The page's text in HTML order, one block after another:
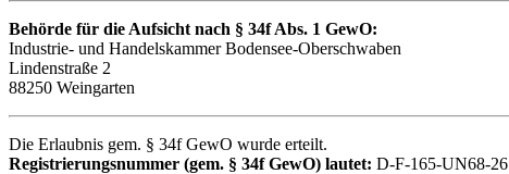
Behörde für die Aufsicht nach § 34f Abs. 1 GewO:
Industrie- und Handelskammer Bodensee-Oberschwaben
Lindenstraße 2
88250 Weingarten
Die Erlaubnis gem. § 34f GewO wurde erteilt.
Registrierungsnummer (gem. § 34f GewO) lautet: D-F-165-UN68-26